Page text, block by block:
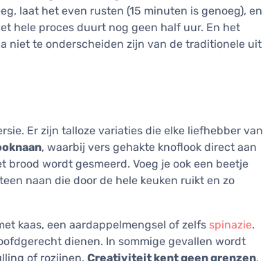
laat het even rusten (15 minuten is genoeg), en
hele proces duurt nog geen half uur. En het
niet te onderscheiden zijn van de traditionele uit
Er zijn talloze variaties die elke liefhebber van
, waarbij vers gehakte knoflook direct aan
wordt gesmeerd. Voeg je ook een beetje
naan die door de hele keuken ruikt en zo
kaas, een aardappelmengsel of zelfs spinazie.
dienen. In sommige gevallen wordt
of rozijnen. Creativiteit kent geen grenzen,